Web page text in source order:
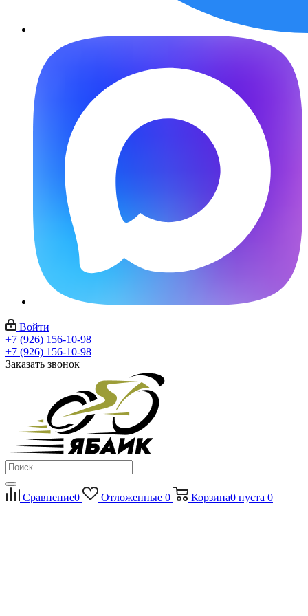
Войти
+7 (926) 156-10-98
+7 (926) 156-10-98
Заказать звонок
Сравнение0 Отложенные 0 Корзина0 пуста 0